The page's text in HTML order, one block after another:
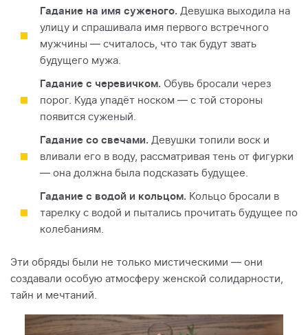
Гадание на имя суженого. Девушка выходила на
улицу и спрашивала имя первого встречного
мужчины — считалось, что так будут звать
будущего мужа.
Гадание с черевичком. Обувь бросали через
порог. Куда упадёт носком — с той стороны
появится суженый.
Гадание со свечами. Девушки топили воск и
вливали его в воду, рассматривая тень от фигурки
— она должна была подсказать будущее.
Гадание с водой и кольцом. Кольцо бросали в
тарелку с водой и пытались прочитать будущее по
колебаниям.
Эти обряды были не только мистическими — они
создавали особую атмосферу женской солидарности,
тайн и мечтаний.